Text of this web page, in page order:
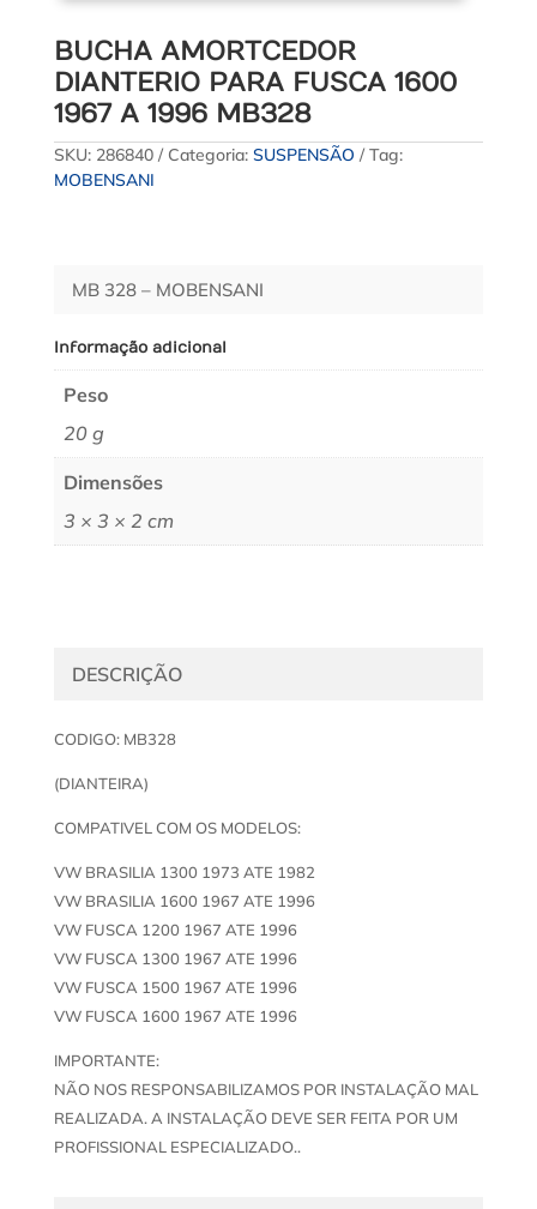
BUCHA AMORTCEDOR
DIANTERIO PARA FUSCA 1600
1967 A 1996 MB328
SKU: 286840 Categoria: SUSPENSÃO
Tag:
MOBENSANI
MB 328 – MOBENSANI
Informação adicional
Peso
20 g
Dimensões
3 × 3 × 2 cm
DESCRIÇÃO
CODIGO: MB328
(DIANTEIRA)
COMPATIVEL COM OS MODELOS:
VW BRASILIA 1300 1973 ATE 1982
VW BRASILIA 1600 1967 ATE 1996
VW FUSCA 1200 1967 ATE 1996
VW FUSCA 1300 1967 ATE 1996
VW FUSCA 1500 1967 ATE 1996
VW FUSCA 1600 1967 ATE 1996
IMPORTANTE:
NÃO NOS RESPONSABILIZAMOS POR INSTALAÇÃO MAL
REALIZADA. A INSTALAÇÃO DEVE SER FEITA POR UM
PROFISSIONAL ESPECIALIZADO..